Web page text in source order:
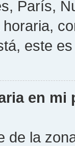
París,
este
en
de la